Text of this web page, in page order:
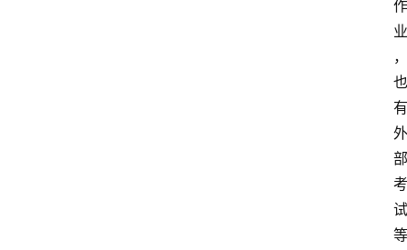
作
业
，
也
有
外
部
考
试
等